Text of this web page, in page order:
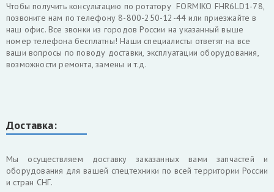
Чтобы получить консультацию по ротатору FORMIKO FHR6LD1-78,
позвоните нам по телефону 8-800-250-12-44 или приезжайте в
наш офис. Все звонки из городов России на указанный выше
номер телефона бесплатны! Наши специалисты ответят на все
ваши вопросы по поводу доставки, эксплуатации оборудования,
возможности ремонта, замены и т.д.
Доставка:
Мы осуществляем доставку заказанных вами запчастей и
оборудования для вашей спецтехники по всей территории России
и стран СНГ.